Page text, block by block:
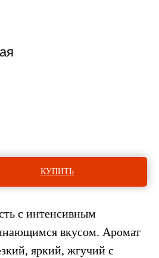
КУПИТЬ
с интенсивным
вкусом. Аромат
яркий, жгучий с